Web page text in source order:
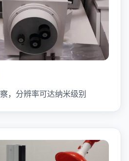
，分辨率可达纳米级别